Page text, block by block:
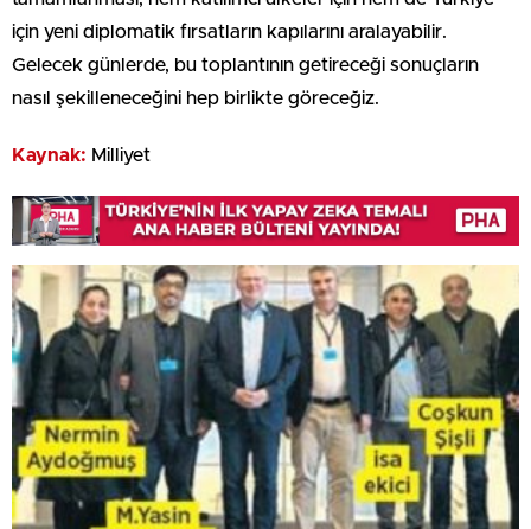
için yeni diplomatik fırsatların kapılarını aralayabilir.
Gelecek günlerde, bu toplantının getireceği sonuçların
nasıl şekilleneceğini hep birlikte göreceğiz.
Kaynak: Milliyet